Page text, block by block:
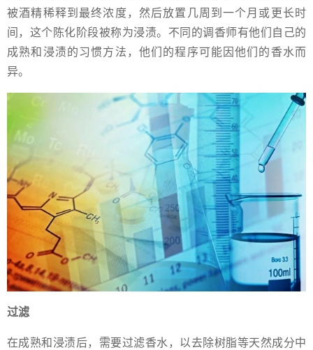
被酒精稀释到最终浓度，然后放置几周到一个月或更长时
间，这个陈化阶段被称为浸渍。不同的调香师有他们自己的
成熟和浸渍的习惯方法，他们的程序可能因他们的香水而
异。
过滤
在成熟和浸渍后，需要过滤香水，以去除树脂等天然成分中